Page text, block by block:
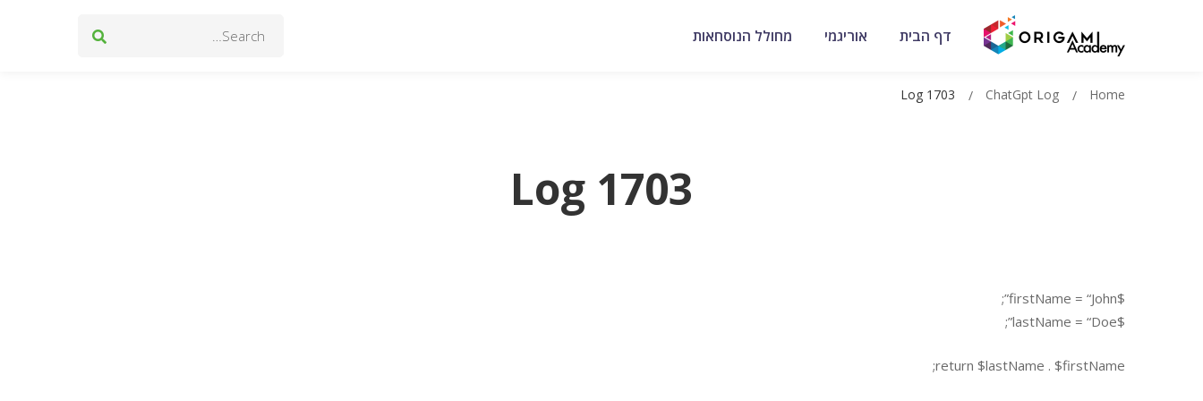
דף הבית אוריגמי מחולל הנוסחאות
Log 1703
Home
ChatGpt Log
Log 1703
$firstName = “John”;
$lastName = “Doe”;
return $lastName . $firstName;